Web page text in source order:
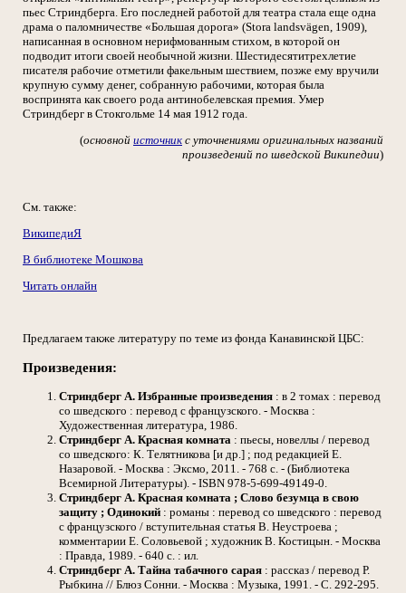
пьес Стриндберга. Его последней работой для театра стала еще одна
драма о паломничестве «Большая дорога» (Stora landsvägen, 1909),
написанная в основном нерифмованным стихом, в которой он
подводит итоги своей необычной жизни. Шестидесятитрехлетие
писателя рабочие отметили факельным шествием, позже ему вручили
крупную сумму денег, собранную рабочими, которая была
воспринята как своего рода антинобелевская премия. Умер
Стриндберг в Стокгольме 14 мая 1912 года.
(основной источник с уточнениями оригинальных названий
произведений по шведской Википедии)
См. также:
ВикипедиЯ
В библиотеке Мошкова
Читать онлайн
Предлагаем также литературу по теме из фонда Канавинской ЦБС:
Произведения:
Стриндберг А. Избранные произведения : в 2 томах : перевод
со шведского : перевод с французского. - Москва :
Художественная литература, 1986.
Стриндберг А. Красная комната : пьесы, новеллы / перевод
со шведского: К. Телятникова [и др.] ; под редакцией Е.
Назаровой. - Москва : Эксмо, 2011. - 768 с. - (Библиотека
Всемирной Литературы). - ISBN 978-5-699-49149-0.
Стриндберг А. Красная комната ; Слово безумца в свою
защиту ; Одинокий : романы : перевод со шведского : перевод
с французского / вступительная статья В. Неустроева ;
комментарии Е. Соловьевой ; художник В. Костицын. - Москва
: Правда, 1989. - 640 с. : ил.
Стриндберг А. Тайна табачного сарая : рассказ / перевод Р.
Рыбкина // Блюз Сонни. - Москва : Музыка, 1991. - С. 292-295.